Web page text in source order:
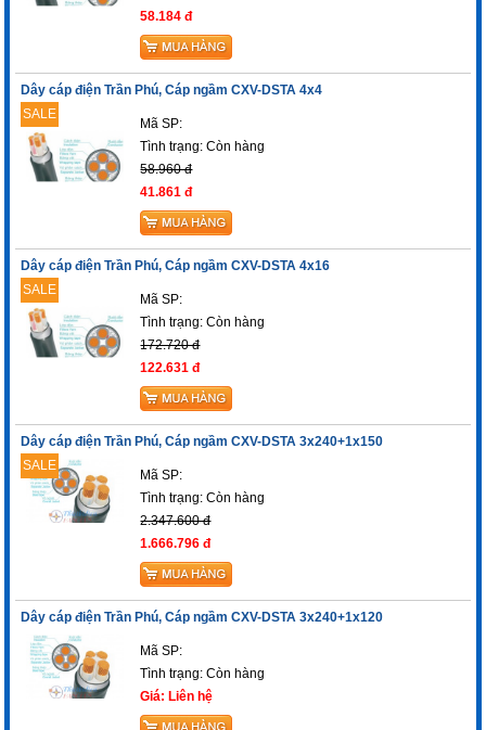
58.184 đ
Dây cáp điện Trần Phú, Cáp ngầm CXV-DSTA 4x4
SALE
Mã SP:
Tình trạng:Còn hàng
58.960 đ
41.861 đ
Dây cáp điện Trần Phú, Cáp ngầm CXV-DSTA 4x16
SALE
Mã SP:
Tình trạng:Còn hàng
172.720 đ
122.631 đ
Dây cáp điện Trần Phú, Cáp ngầm CXV-DSTA 3x240+1x150
SALE
Mã SP:
Tình trạng:Còn hàng
2.347.600 đ
1.666.796 đ
Dây cáp điện Trần Phú, Cáp ngầm CXV-DSTA 3x240+1x120
Mã SP:
Tình trạng:Còn hàng
Giá: Liên hệ